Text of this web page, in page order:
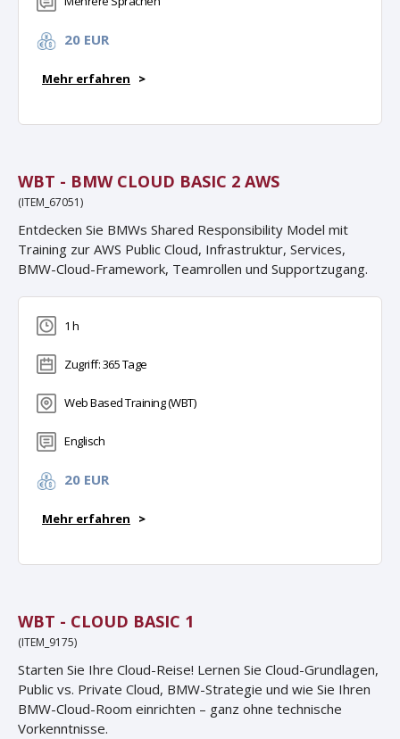
20 EUR
Mehr erfahren >
WBT - BMW CLOUD BASIC 2 AWS
(ITEM_67051)
Entdecken Sie BMWs Shared Responsibility Model mit
Training zur AWS Public Cloud, Infrastruktur, Services,
BMW-Cloud-Framework, Teamrollen und Supportzugang.
1 h
Zugriff: 365 Tage
Web Based Training (WBT)
Englisch
20 EUR
Mehr erfahren >
WBT - CLOUD BASIC 1
(ITEM_9175)
Starten Sie Ihre Cloud-Reise! Lernen Sie Cloud-Grundlagen,
Public vs. Private Cloud, BMW-Strategie und wie Sie Ihren
BMW-Cloud-Room einrichten – ganz ohne technische
Vorkenntnisse.